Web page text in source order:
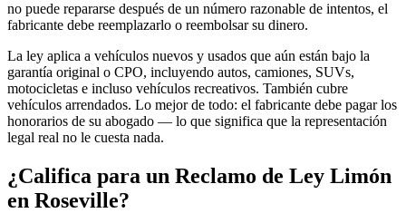
no puede repararse después de un número razonable de intentos, el
fabricante debe reemplazarlo o reembolsar su dinero.
La ley aplica a vehículos nuevos y usados que aún están bajo la
garantía original o CPO, incluyendo autos, camiones, SUVs,
motocicletas e incluso vehículos recreativos. También cubre
vehículos arrendados. Lo mejor de todo: el fabricante debe pagar los
honorarios de su abogado — lo que significa que la representación
legal real no le cuesta nada.
¿Califica para un Reclamo de Ley Limón
en Roseville?